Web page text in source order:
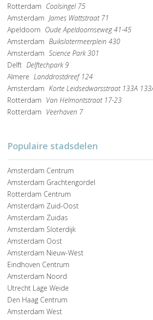
Rotterdam Coolsingel 75
Amsterdam James Wattstraat 71
Apeldoorn Oude Apeldoornseweg 41-45
Amsterdam Buikslotermeerplein 430
Amsterdam Science Park 301
Delft Delftechpark 9
Almere Landdrostdreef 124
Amsterdam Korte Leidsedwarsstraat 133A
Rotterdam Van Helmontstraat 17-23
Rotterdam Veerhaven 7
Populaire stadsdelen
Amsterdam Centrum
Amsterdam Grachtengordel
Rotterdam Centrum
Amsterdam Zuid-Oost
Amsterdam Zuidas
Amsterdam Sloterdijk
Amsterdam Oost
Amsterdam Nieuw-West
Eindhoven Centrum
Amsterdam Noord
Utrecht Lage Weide
Den Haag Centrum
Amsterdam West